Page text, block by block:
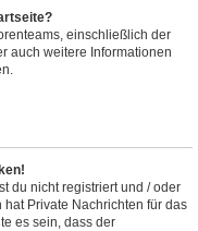
einschließlich der
auch weitere Informationen
du nicht registriert und / oder
Private Nachrichten für das
es sein, dass der